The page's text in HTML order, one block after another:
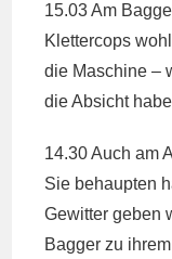
15.03 Am
Klettercops
die Maschine –
die Absicht
14.30 Auch am
Sie behaupten
Gewitter geben
Bagger zu